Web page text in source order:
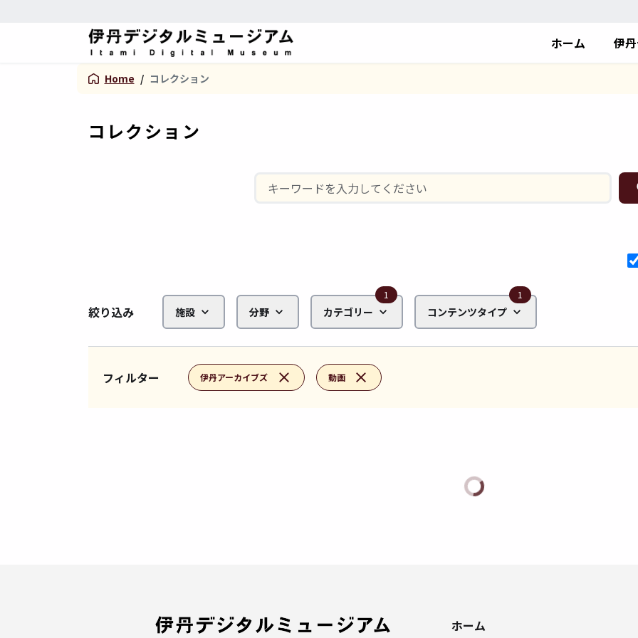
ホーム 伊
Home / コレクション
コレクション
絞り込み 施設 分野 カテゴリー
1
コンテンツタイプ
1
フィルター 伊丹アーカイブズ 動画
ホーム